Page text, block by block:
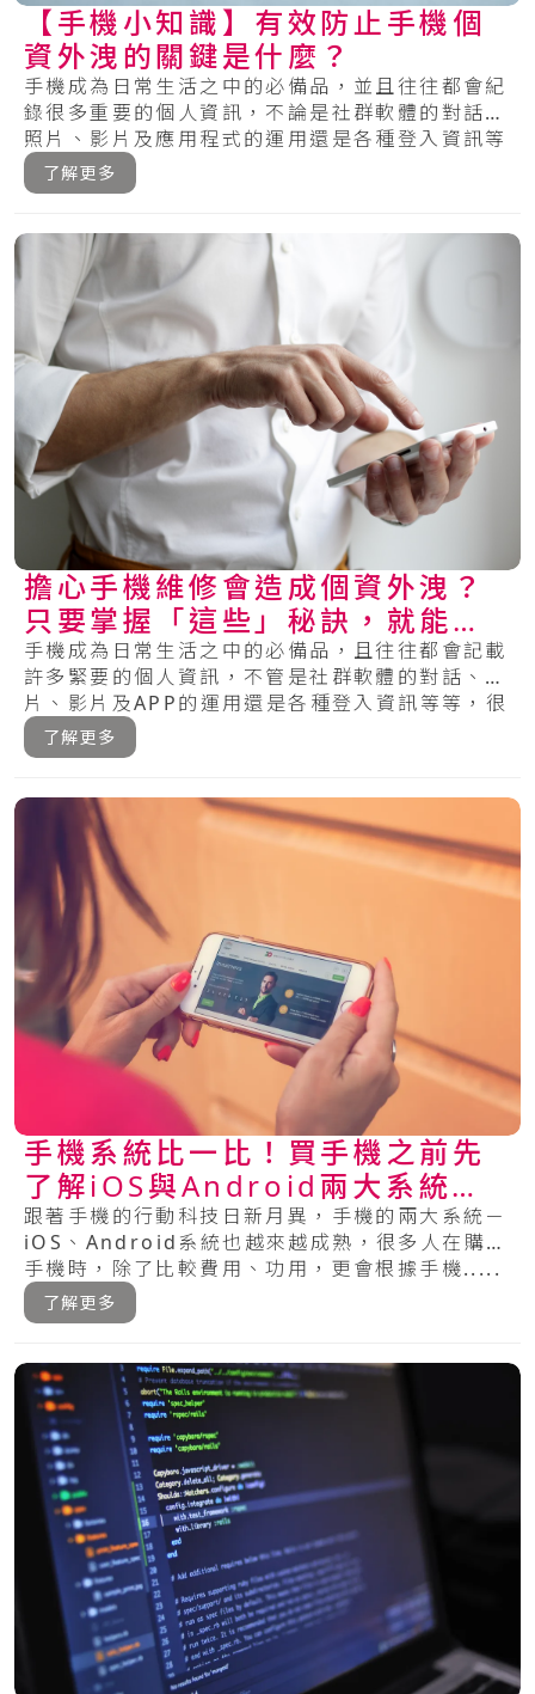
【手機小知識】有效防止手機個
資外洩的關鍵是什麼？
手機成為日常生活之中的必備品，並且往往都會紀
錄很多重要的個人資訊，不論是社群軟體的對話、
照片、影片及應用程式的運用還是各種登入資訊等
等，.....
了解更多
擔心手機維修會造成個資外洩？
只要掌握「這些」秘訣，就能保
護你的手機安全！
手機成為日常生活之中的必備品，且往往都會記載
許多緊要的個人資訊，不管是社群軟體的對話、相
片、影片及APP的運用還是各種登入資訊等等，很
多.....
了解更多
手機系統比一比！買手機之前先
了解iOS與Android兩大系統的
特色
跟著手機的行動科技日新月異，手機的兩大系統－
iOS、Android系統也越來越成熟，很多人在購買
手機時，除了比較費用、功用，更會根據手機.....
了解更多